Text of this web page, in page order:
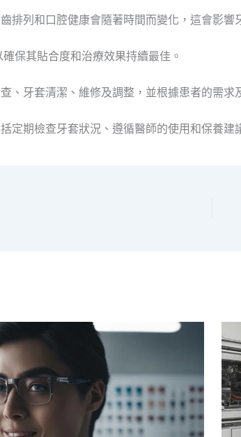
排列和口腔健康會隨著時間而變化，這會影響
保其貼合度和治療效果持續最佳。
、牙套清潔、維修及調整，並根據患者的需求
定期檢查牙套狀況、遵循醫師的使用和保養建